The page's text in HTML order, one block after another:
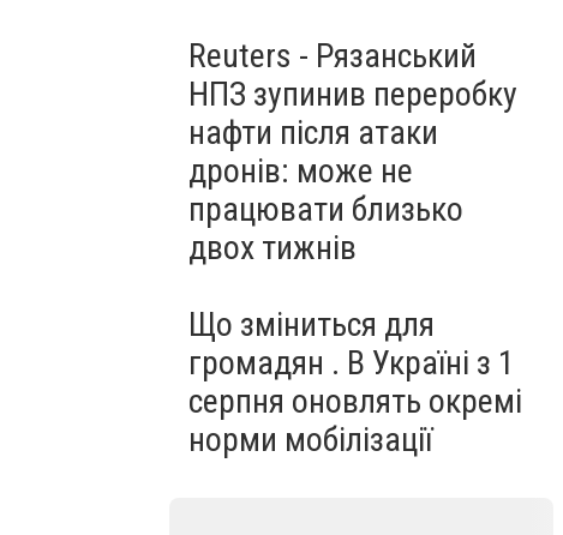
Reuters - Рязанський
НПЗ зупинив переробку
нафти після атаки
дронів: може не
працювати близько
двох тижнів
Що зміниться для
громадян . В Україні з 1
серпня оновлять окремі
норми мобілізації